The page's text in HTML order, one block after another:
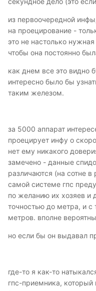
из первоочередной
на проецирование -
это не настолько
чтобы она постоянно
как днем все это видно
интересно было бы
таким железом.
за 5000 аппарат
проецирует инфу о
нет ему никакого
замечено - данные
различаются (на сотне
самой системе гпс
по желанию их хозяев и
точностью до метра, и с
метров. вполне
но если бы он выдавал
где-то я как-то
гпс-приемника,